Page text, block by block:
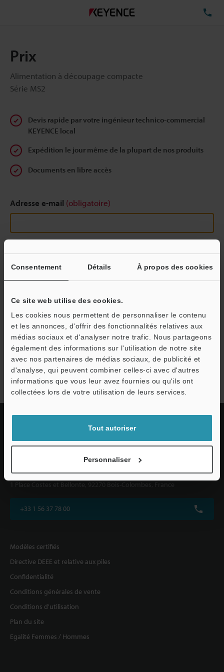
Consentement Détails À propos des cookies
Ce site web utilise des cookies.
Les cookies nous permettent de personnaliser le contenu
et les annonces, d'offrir des fonctionnalités relatives aux
médias sociaux et d'analyser notre trafic. Nous partageons
également des informations sur l'utilisation de notre site
avec nos partenaires de médias sociaux, de publicité et
d'analyse, qui peuvent combiner celles-ci avec d'autres
informations que vous leur avez fournies ou qu'ils ont
collectées lors de votre utilisation de leurs services.
Tout autoriser
Personnaliser
Prix
Alimentation à découpage compacte
Série MS2
Devis rapide par votre ingénieur technico-commercial
KEYENCE local
Expédition le jour même de la plupart de nos produits
Documents en libre accès
Adresse e-mail (obligatoire)
Continuer
Nous garantissons une confidentialité totale : vos informations ne
Confidentialité
Série MS2
1 Place Costes et Bellonte, 92270 Bois-Colombes, France
+33 1 56 37 78 00
Modèles certifiés
Directive DEEE et relative aux piles
Confidentialité
Conditions générales de vente
Conditions d'utilisation
Plan du site
Egalité Femmes / Hommes